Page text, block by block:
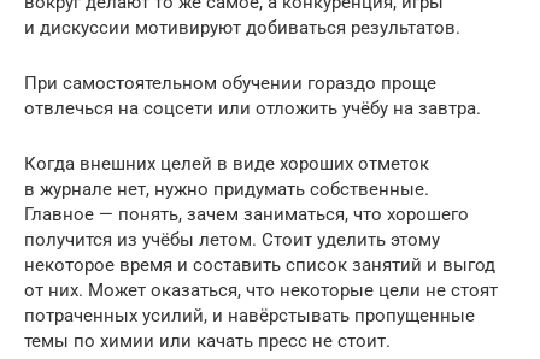
и дискуссии мотивируют добиваться результатов.
При самостоятельном обучении гораздо проще
отвлечься на соцсети или отложить учёбу на завтра.
Когда внешних целей в виде хороших отметок
в журнале нет, нужно придумать собственные.
Главное — понять, зачем заниматься, что хорошего
получится из учёбы летом. Стоит уделить этому
некоторое время и составить список занятий и выгод
от них. Может оказаться, что некоторые цели не стоят
потраченных усилий, и навёрстывать пропущенные
темы по химии или качать пресс не стоит.